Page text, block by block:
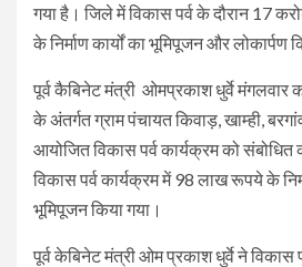
गया है। जिले में विकास पर्व के दौरान 17
के निर्माण कार्यों का भूमिपूजन और लोकार्पण
पूर्व कैबिनेट मंत्री ओमप्रकाश धुर्वे मंगलवार
के अंतर्गत ग्राम पंचायत किवाड़, खाम्ही,
आयोजित विकास पर्व कार्यक्रम को
विकास पर्व कार्यक्रम में 98 लाख रूपये के
भूमिपूजन किया गया।
पूर्व केबिनेट मंत्री ओम प्रकाश धुर्वे ने विकास